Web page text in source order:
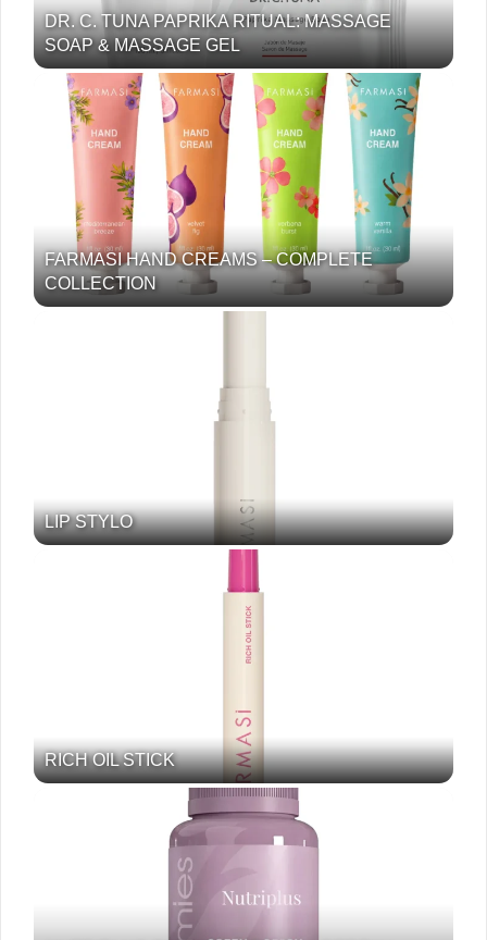
DR. C. TUNA PAPRIKA RITUAL: MASSAGE
SOAP & MASSAGE GEL
FARMASI HAND CREAMS – COMPLETE
COLLECTION
LIP STYLO
RICH OIL STICK